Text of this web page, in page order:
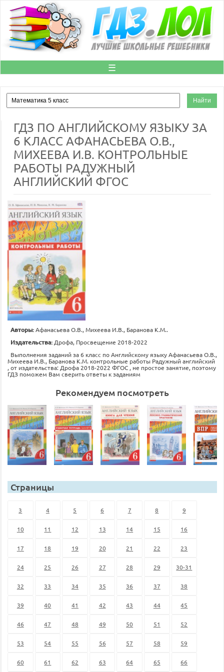
☰
ГДЗ ПО АНГЛИЙСКОМУ ЯЗЫКУ ЗА
6 КЛАСС АФАНАСЬЕВА О.В.,
МИХЕЕВА И.В. КОНТРОЛЬНЫЕ
РАБОТЫ РАДУЖНЫЙ
АНГЛИЙСКИЙ ФГОС
Авторы:Афанасьева О.В., Михеева И.В., Баранова К.М..
Издательства: Дрофа, Просвещение 2018-2022
Выполнения заданий за 6 класс по Английскому языку Афанасьева О.В.,
Михеева И.В., Баранова К.М. контрольные работы Радужный английский
, от издательства: Дрофа 2018-2022 ФГОС , не простое занятие, поэтому
ГДЗ поможем Вам сверить ответы к заданиям
Рекомендуем посмотреть
Страницы
3 4 5 6 7 8 9
10 11 12 13 14 15 16
17 18 19 20 21 22 23
24 25 26 27 28 29 30-31
32 33 34 35 36 37 38
39 40 41 42 43 44 45
46 47 48 49 50 51 52
53 54 55 56 57 58 59
60 61 62 63 64 65 66